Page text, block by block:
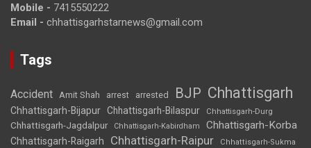
Mobile - 7415550222
Email - chhattisgarhstarnews@gmail.com
Tags
Accident Amit Shah arrest arrested BJP Chhattisgarh
Chhattisgarh-Bijapur Chhattisgarh-Bilaspur Chhattisgarh-Durg
Chhattisgarh-Jagdalpur Chhattisgarh-Kabirdham Chhattisgarh-Korba
Chhattisgarh-Raigarh Chhattisgarh-Raipur
Chhattisgarh-Sukma